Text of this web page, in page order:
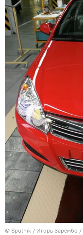
© Sputnik / Игорь Зарембо /